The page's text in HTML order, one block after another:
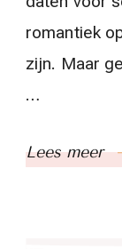
romantiek
zijn. Maar
…
Lees meer